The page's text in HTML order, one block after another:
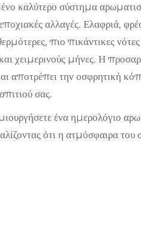
καλύτερο σύστημα
εποχιακές αλλαγές. Ελαφριά,
πιο πικάντικες
χειμερινούς μήνες. Η
αποτρέπει την οσφρητική
σας.
ένα ημερολόγιο
ότι η ατμόσφαιρα